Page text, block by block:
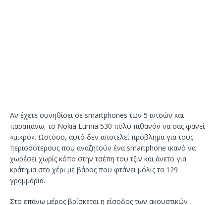
Αν έχετε συνηθίσει σε smartphones των 5 ιντσών και
παραπάνω, το Nokia Lumia 530 πολύ πιθανόν να σας φανεί
«μικρό». Ωστόσο, αυτό δεν αποτελεί πρόβλημα για τους
περισσότερους που αναζητούν ένα smartphone ικανό να
χωρέσει χωρίς κόπο στην τσέπη του τζιν και άνετο για
κράτημα στο χέρι με βάρος που φτάνει μόλις τα 129
γραμμάρια.
Στο επάνω μέρος βρίσκεται η είσοδος των ακουστικών